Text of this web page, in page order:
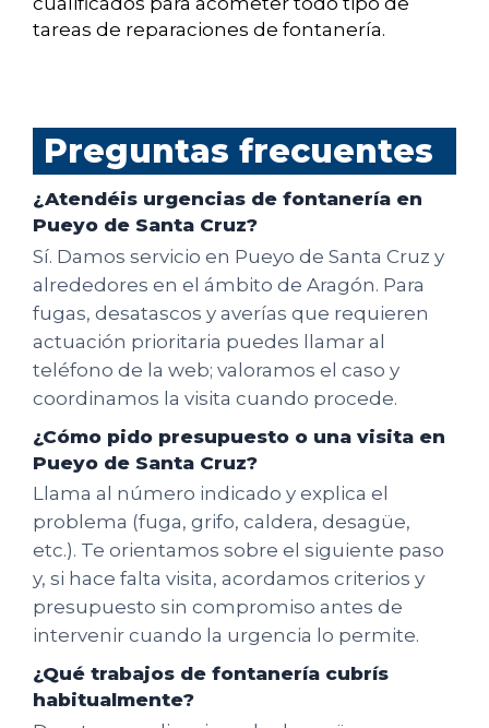
tareas de reparaciones de fontanería.
Preguntas frecuentes
¿Atendéis urgencias de fontanería en
Pueyo de Santa Cruz?
Sí. Damos servicio en Pueyo de Santa Cruz y
alrededores en el ámbito de Aragón. Para
fugas, desatascos y averías que requieren
actuación prioritaria puedes llamar al
teléfono de la web; valoramos el caso y
coordinamos la visita cuando procede.
¿Cómo pido presupuesto o una visita en
Pueyo de Santa Cruz?
Llama al número indicado y explica el
problema (fuga, grifo, caldera, desagüe,
etc.). Te orientamos sobre el siguiente paso
y, si hace falta visita, acordamos criterios y
presupuesto sin compromiso antes de
intervenir cuando la urgencia lo permite.
¿Qué trabajos de fontanería cubrís
habitualmente?